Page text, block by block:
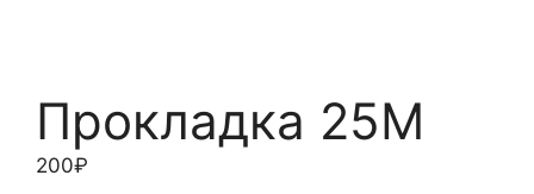
Прокладка 25М
200₽